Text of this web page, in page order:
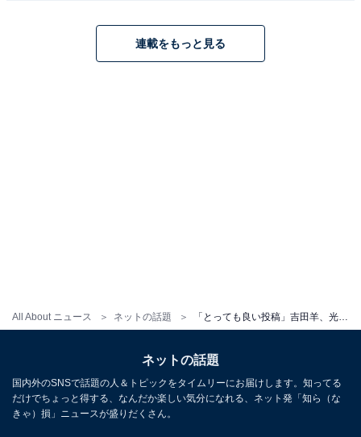
All About ニュース ネットの話題
連載をもっと見る
ネットの話題
国内外のSNSで話題の人＆トピックをタイムリーにお届けします。知ってる
だけでちょっと得する、なんだか楽しい気分になれる、ネット発「知ら（な
きゃ）損」ニュースが盛りだくさん。